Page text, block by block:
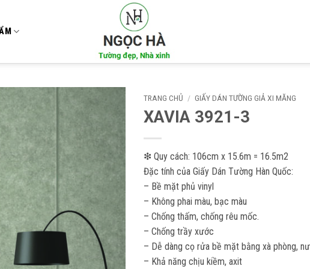
wishlist
TRANG CHỦ / GIẤY DÁN TƯỜNG GIẢ XI MĂNG
XAVIA 3921-3
❇ Quy cách: 106cm x 15.6m = 16.5m2
Đặc tính của Giấy Dán Tường Hàn Quốc:
– Bề mặt phủ vinyl
– Không phai màu, bạc màu
– Chống thấm, chống rêu mốc.
– Chống trầy xước
– Dễ dàng cọ rửa bề mặt bằng xà phòng,
– Khả năng chịu kiềm, axit